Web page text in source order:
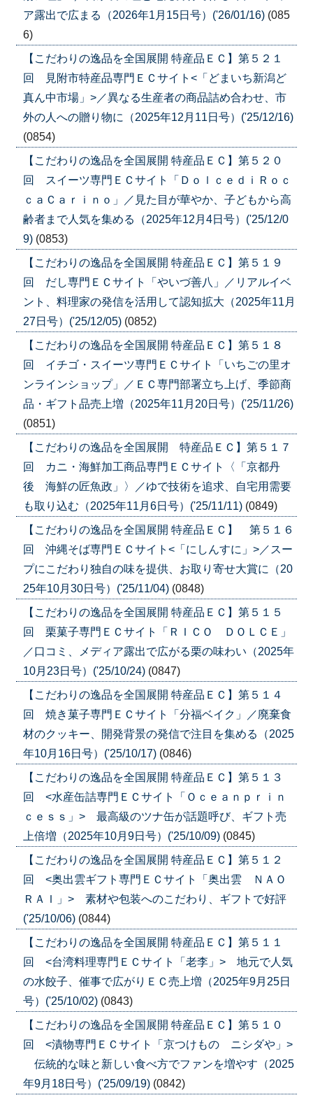
ア露出で広まる（2026年1月15日号）('26/01/16) (085
6)
【こだわりの逸品を全国展開 特産品ＥＣ】第５２１
回 見附市特産品専門ＥＣサイト<「どまいち新潟ど
真ん中市場」>／異なる生産者の商品詰め合わせ、市
外の人への贈り物に（2025年12月11日号）('25/12/16)
(0854)
【こだわりの逸品を全国展開 特産品ＥＣ】第５２０
回 スイーツ専門ＥＣサイト「ＤｏｌｃｅｄｉＲｏｃ
ｃａＣａｒｉｎｏ」／見た目が華やか、子どもから高
齢者まで人気を集める（2025年12月4日号）('25/12/0
9) (0853)
【こだわりの逸品を全国展開 特産品ＥＣ】第５１９
回 だし専門ＥＣサイト「やいづ善八」／リアルイベ
ント、料理家の発信を活用して認知拡大（2025年11月
27日号）('25/12/05) (0852)
【こだわりの逸品を全国展開 特産品ＥＣ】第５１８
回 イチゴ・スイーツ専門ＥＣサイト「いちごの里オ
ンラインショップ」／ＥＣ専門部署立ち上げ、季節商
品・ギフト品売上増（2025年11月20日号）('25/11/26)
(0851)
【こだわりの逸品を全国展開 特産品ＥＣ】第５１７
回 カニ・海鮮加工商品専門ＥＣサイト〈「京都丹
後 海鮮の匠魚政」〉／ゆで技術を追求、自宅用需要
も取り込む（2025年11月6日号）('25/11/11) (0849)
【こだわりの逸品を全国展開 特産品ＥＣ】 第５１６
回 沖縄そば専門ＥＣサイト<「にしんすに」>／スー
プにこだわり独自の味を提供、お取り寄せ大賞に（20
25年10月30日号）('25/11/04) (0848)
【こだわりの逸品を全国展開 特産品ＥＣ】第５１５
回 栗菓子専門ＥＣサイト「ＲＩＣＯ ＤＯＬＣＥ」
／口コミ、メディア露出で広がる栗の味わい（2025年
10月23日号）('25/10/24) (0847)
【こだわりの逸品を全国展開 特産品ＥＣ】第５１４
回 焼き菓子専門ＥＣサイト「分福ベイク」／廃棄食
材のクッキー、開発背景の発信で注目を集める（2025
年10月16日号）('25/10/17) (0846)
【こだわりの逸品を全国展開 特産品ＥＣ】第５１３
回 <水産缶詰専門ＥＣサイト「Ｏｃｅａｎｐｒｉｎ
ｃｅｓｓ」> 最高級のツナ缶が話題呼び、ギフト売
上倍増（2025年10月9日号）('25/10/09) (0845)
【こだわりの逸品を全国展開 特産品ＥＣ】第５１２
回 <奥出雲ギフト専門ＥＣサイト「奥出雲 ＮＡＯ
ＲＡＩ」> 素材や包装へのこだわり、ギフトで好評
('25/10/06) (0844)
【こだわりの逸品を全国展開 特産品ＥＣ】第５１１
回 <台湾料理専門ＥＣサイト「老李」> 地元で人気
の水餃子、催事で広がりＥＣ売上増（2025年9月25日
号）('25/10/02) (0843)
【こだわりの逸品を全国展開 特産品ＥＣ】第５１０
回 <漬物専門ＥＣサイト「京つけもの ニシダや」>
伝統的な味と新しい食べ方でファンを増やす（2025
年9月18日号）('25/09/19) (0842)